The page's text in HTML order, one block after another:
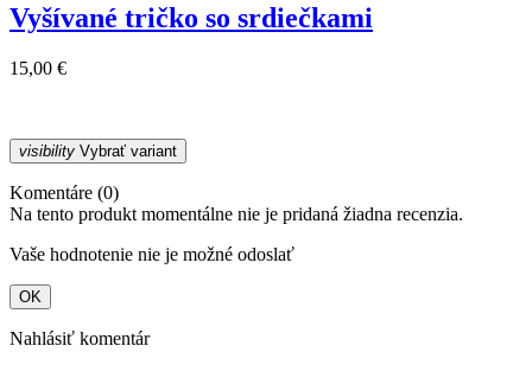
Vyšívané tričko so srdiečkami
15,00 €
visibility Vybrať variant
Komentáre (0)
Na tento produkt momentálne nie je pridaná žiadna recenzia.
Vaše hodnotenie nie je možné odoslať
OK
Nahlásiť komentár